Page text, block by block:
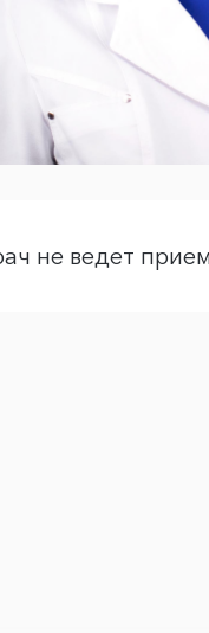
не ведет